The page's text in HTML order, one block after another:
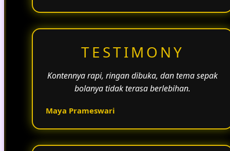
TESTIMONY
Kontennya rapi, ringan dibuka, dan tema sepak
bolanya tidak terasa berlebihan.
Maya Prameswari